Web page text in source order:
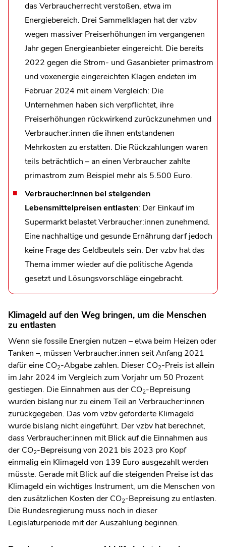
das Verbraucherrecht verstoßen, etwa im
Energiebereich. Drei Sammelklagen hat der vzbv
wegen massiver Preiserhöhungen im vergangenen
Jahr gegen Energieanbieter eingereicht. Die bereits
2022 gegen die Strom- und Gasanbieter primastrom
und voxenergie eingereichten Klagen endeten im
Februar 2024 mit einem Vergleich: Die
Unternehmen haben sich verpflichtet, ihre
Preiserhöhungen rückwirkend zurückzunehmen und
Verbraucher:innen die ihnen entstandenen
Mehrkosten zu erstatten. Die Rückzahlungen waren
teils beträchtlich – an einen Verbraucher zahlte
primastrom zum Beispiel mehr als 5.500 Euro.
Verbraucher:innen bei steigenden
Lebensmittelpreisen entlasten: Der Einkauf im
Supermarkt belastet Verbraucher:innen zunehmend.
Eine nachhaltige und gesunde Ernährung darf jedoch
keine Frage des Geldbeutels sein. Der vzbv hat das
Thema immer wieder auf die politische Agenda
gesetzt und Lösungsvorschläge eingebracht.
Klimageld auf den Weg bringen, um die Menschen
zu entlasten
Wenn sie fossile Energien nutzen – etwa beim Heizen oder
Tanken –, müssen Verbraucher:innen seit Anfang 2021
dafür eine CO2-Abgabe zahlen. Dieser CO2-Preis ist allein
im Jahr 2024 im Vergleich zum Vorjahr um 50 Prozent
gestiegen. Die Einnahmen aus der CO2-Bepreisung
wurden bislang nur zu einem Teil an Verbraucher:innen
zurückgegeben. Das vom vzbv geforderte Klimageld
wurde bislang nicht eingeführt. Der vzbv hat berechnet,
dass Verbraucher:innen mit Blick auf die Einnahmen aus
der CO2-Bepreisung von 2021 bis 2023 pro Kopf
einmalig ein Klimageld von 139 Euro ausgezahlt werden
müsste. Gerade mit Blick auf die steigenden Preise ist das
Klimageld ein wichtiges Instrument, um die Menschen von
den zusätzlichen Kosten der CO2-Bepreisung zu entlasten.
Die Bundesregierung muss noch in dieser
Legislaturperiode mit der Auszahlung beginnen.